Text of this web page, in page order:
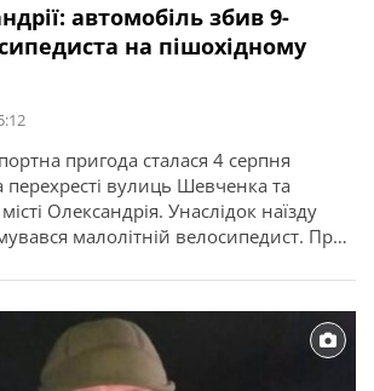
автомобіль збив 9-
на пішохідному
пригода сталася 4 серпня
вулиць Шевченка та
Олександрія. Унаслідок наїзду
малолітній велосипедист. Про
58-річна водійка автомобіля
рухаючись вулицею Шевченка,
9-річного хлопчика, який
перехід на велосипеді. У